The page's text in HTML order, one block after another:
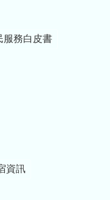
服務白皮書
資訊